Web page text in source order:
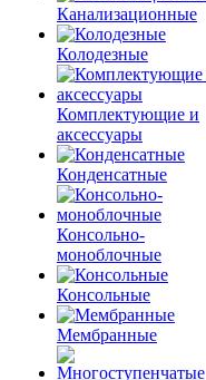
Канализационные
Колодезные
Комплектующие и
аксессуары
Конденсатные
Консольно-
моноблочные
Консольные
Мембранные